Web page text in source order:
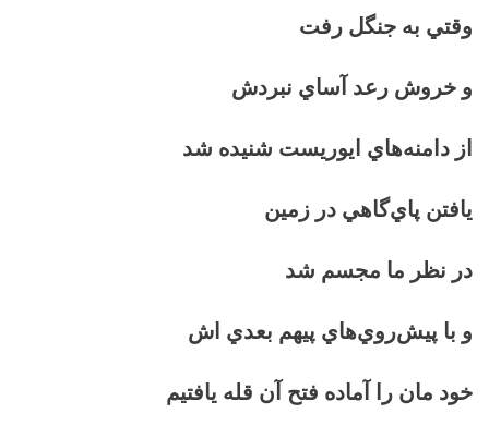
وقتي به جنگل رفت
و خروش رعد آساي نبردش
از دامنه‌هاي ايوريست شنيده شد
يافتن پاي‌گاهي در زمين
در نظر ما مجسم شد
و با پيش‌روي‌هاي پيهم بعدي اش
خود مان را آماده فتح آن قله يافتيم